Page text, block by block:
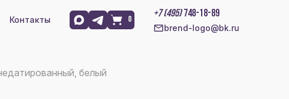
Контакты 0
+7 (495)748-18-89
brend-logo@bk.ru
белый